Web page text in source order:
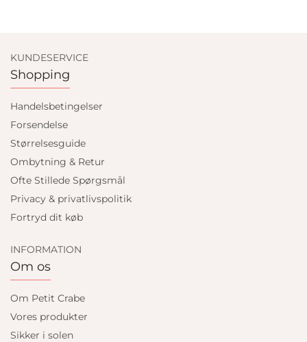
KUNDESERVICE
Shopping
Handelsbetingelser
Forsendelse
Størrelsesguide
Ombytning & Retur
Ofte Stillede Spørgsmål
Privacy & privatlivspolitik
Fortryd dit køb
INFORMATION
Om os
Om Petit Crabe
Vores produkter
Sikker i solen